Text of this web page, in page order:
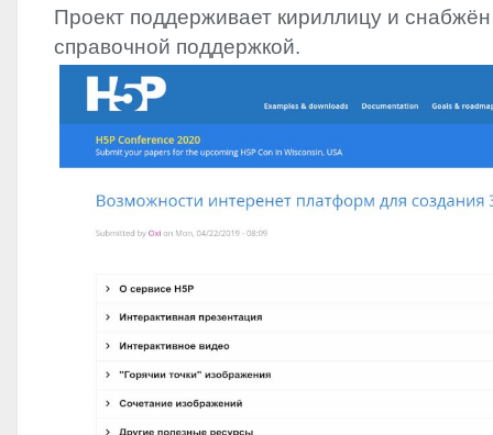
Проект поддерживает кириллицу и
справочной поддержкой.